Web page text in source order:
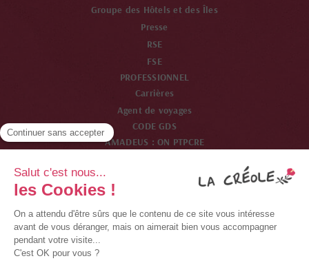
Groupe des Hôtels et des Îles
Presse
RSE
FSE
PROFESSIONNEL
Carrières
Agent de voyages
CODE GDS
AMADEUS : ON PTPCRE
WORDSPAN : ON PTPCR
GALILEO : ON 33825